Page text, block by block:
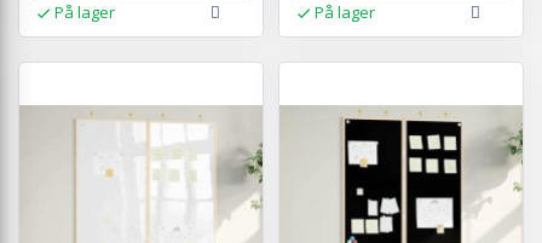
På lager På lager